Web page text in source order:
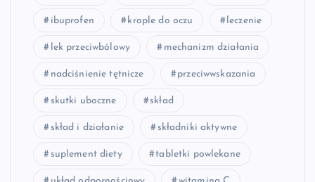
ibuprofen krople do oczu leczenie
lek przeciwbólowy mechanizm działania
nadciśnienie tętnicze przeciwwskazania
skutki uboczne skład
skład i działanie składniki aktywne
suplement diety tabletki powlekane